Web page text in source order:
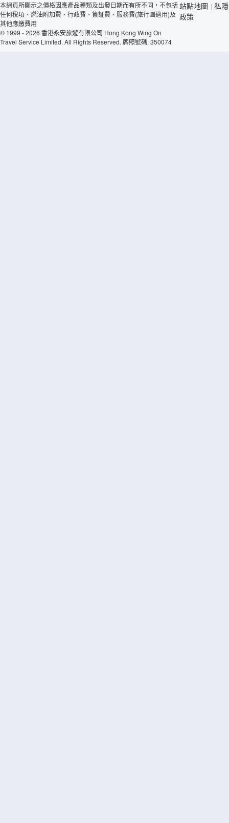
本網頁所顯示之價格因應產品種類及出發日期而有所不同，不包括
任何稅項、燃油附加費、行政費、簽証費、服務費(旅行團適用)及
其他應繳費用
© 1999 - 2026 香港永安旅遊有限公司 Hong Kong Wing On
Travel Service Limited. All Rights Reserved. 牌照號碼: 350074
站點地圖 | 私隱
政策